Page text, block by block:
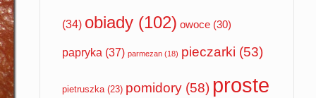
(34) obiady(102) owoce(30)
papryka (37) parmezan(18) pieczarki (53)
pietruszka(23) pomidory(58) proste